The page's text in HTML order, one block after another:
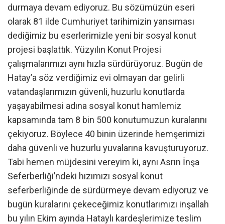
durmaya devam ediyoruz. Bu sözümüzün eseri
olarak 81 ilde Cumhuriyet tarihimizin yansıması
dediğimiz bu eserlerimizle yeni bir sosyal konut
projesi başlattık. Yüzyılın Konut Projesi
çalışmalarımızı aynı hızla sürdürüyoruz. Bugün de
Hatay’a söz verdiğimiz evi olmayan dar gelirli
vatandaşlarımızın güvenli, huzurlu konutlarda
yaşayabilmesi adına sosyal konut hamlemiz
kapsamında tam 8 bin 500 konutumuzun kuralarını
çekiyoruz. Böylece 40 binin üzerinde hemşerimizi
daha güvenli ve huzurlu yuvalarına kavuşturuyoruz.
Tabi hemen müjdesini vereyim ki, aynı Asrın İnşa
Seferberliği’ndeki hızımızı sosyal konut
seferberliğinde de sürdürmeye devam ediyoruz ve
bugün kuralarını çekeceğimiz konutlarımızı inşallah
bu yılın Ekim ayında Hataylı kardeşlerimize teslim